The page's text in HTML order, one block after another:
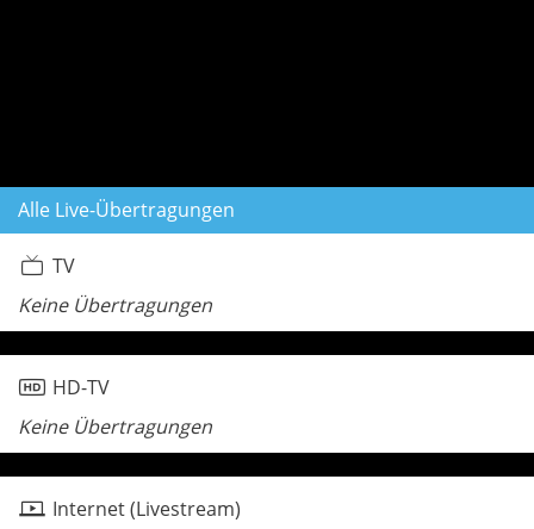
Alle Live-Übertragungen
TV
Keine Übertragungen
HD-TV
Keine Übertragungen
Internet (Livestream)